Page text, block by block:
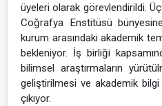
üyeleri olarak görevlendirildi.
Coğrafya Enstitüsü
kurum arasındaki akademik
bekleniyor. İş birliği
bilimsel araştırmaların
geliştirilmesi ve akademik bilgi
çıkıyor.